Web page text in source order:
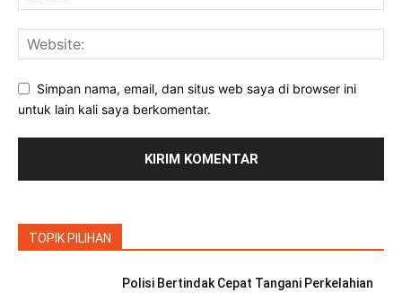
Simpan nama, email, dan situs web saya di browser ini
untuk lain kali saya berkomentar.
TOPIK PILIHAN
Polisi Bertindak Cepat Tangani Perkelahian